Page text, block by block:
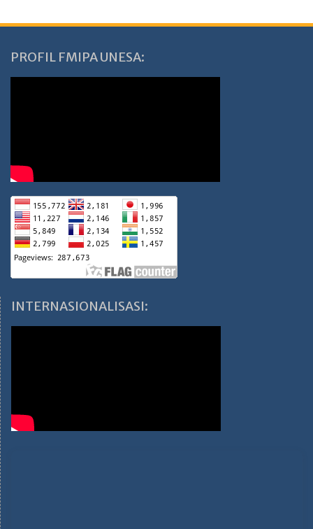
PROFIL FMIPA UNESA:
INTERNASIONALISASI: